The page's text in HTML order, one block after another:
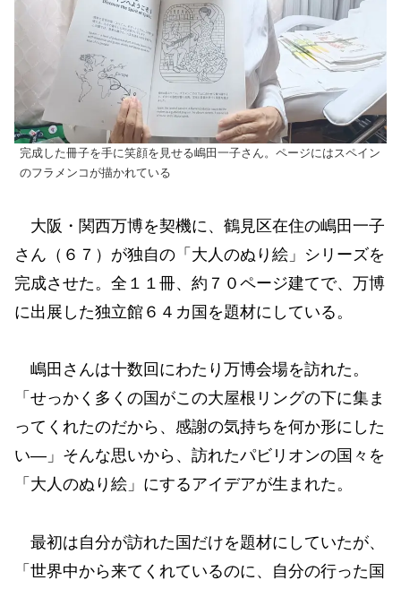
完成した冊子を手に笑顔を見せる嶋田一子さん。ページにはスペイン
のフラメンコが描かれている
大阪・関西万博を契機に、鶴見区在住の嶋田一子
さん（６７）が独自の「大人のぬり絵」シリーズを
完成させた。全１１冊、約７０ページ建てで、万博
に出展した独立館６４カ国を題材にしている。
嶋田さんは十数回にわたり万博会場を訪れた。
「せっかく多くの国がこの大屋根リングの下に集ま
ってくれたのだから、感謝の気持ちを何か形にした
い―」そんな思いから、訪れたパビリオンの国々を
「大人のぬり絵」にするアイデアが生まれた。
最初は自分が訪れた国だけを題材にしていたが、
「世界中から来てくれているのに、自分の行った国